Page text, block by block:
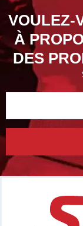
VOULEZ-
À
DES